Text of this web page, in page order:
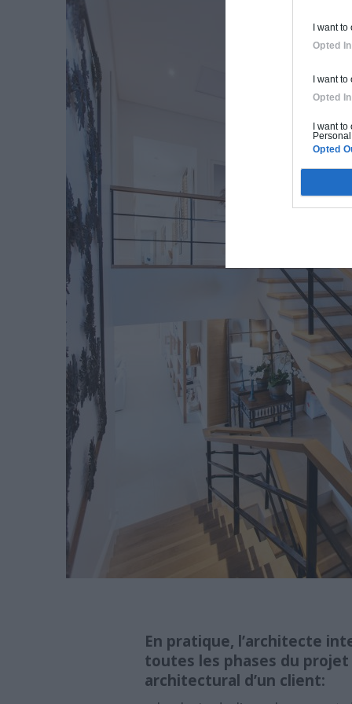
I want to
Opted In
I want to
Opted In
I want to
Opted
En pratique, l’architecte
toutes les phases du projet
architectural d’un client: